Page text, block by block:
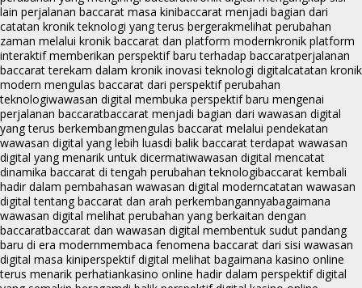
lain perjalanan baccarat masa kinibaccarat menjadi bagian dari
catatan kronik teknologi yang terus bergerakmelihat perubahan
zaman melalui kronik baccarat dan platform modernkronik platform
interaktif memberikan perspektif baru terhadap baccaratperjalanan
baccarat terekam dalam kronik inovasi teknologi digitalcatatan kronik
modern mengulas baccarat dari perspektif perubahan
teknologiwawasan digital membuka perspektif baru mengenai
perjalanan baccaratbaccarat menjadi bagian dari wawasan digital
yang terus berkembangmengulas baccarat melalui pendekatan
wawasan digital yang lebih luasdi balik baccarat terdapat wawasan
digital yang menarik untuk dicermatiwawasan digital mencatat
dinamika baccarat di tengah perubahan teknologibaccarat kembali
hadir dalam pembahasan wawasan digital moderncatatan wawasan
digital tentang baccarat dan arah perkembangannyabagaimana
wawasan digital melihat perubahan yang berkaitan dengan
baccaratbaccarat dan wawasan digital membentuk sudut pandang
baru di era modernmembaca fenomena baccarat dari sisi wawasan
digital masa kiniperspektif digital melihat bagaimana kasino online
terus menarik perhatiankasino online hadir dalam perspektif digital